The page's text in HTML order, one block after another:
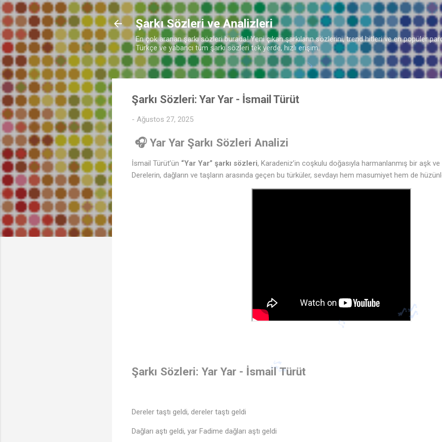
Ana içeriğe atla
Şarkı Sözleri ve Analizleri
En çok aranan şarkı sözleri burada! Yeni çıkan şarkıların sözlerini, trend hitleri ve en popüler
Türkçe ve yabancı tüm şarkı sözleri tek yerde, hızlı erişim.
Şarkı Sözleri: Yar Yar - İsmail Türüt
- Ağustos 27, 2025
🎧 Yar Yar Şarkı Sözleri Analizi
İsmail Türüt’ün “Yar Yar” şarkı sözleri, Karadeniz’in coşkulu doğasıyla harmanlanmış bir aşk
Derelerin, dağların ve taşların arasında geçen bu türküler, sevdayı hem masumiyet hem de
Şarkı Sözleri: Yar Yar - İsmail Türüt
Dereler taştı geldi, dereler taştı geldi
Dağları aştı geldi, yar Fadime dağları aştı geldi